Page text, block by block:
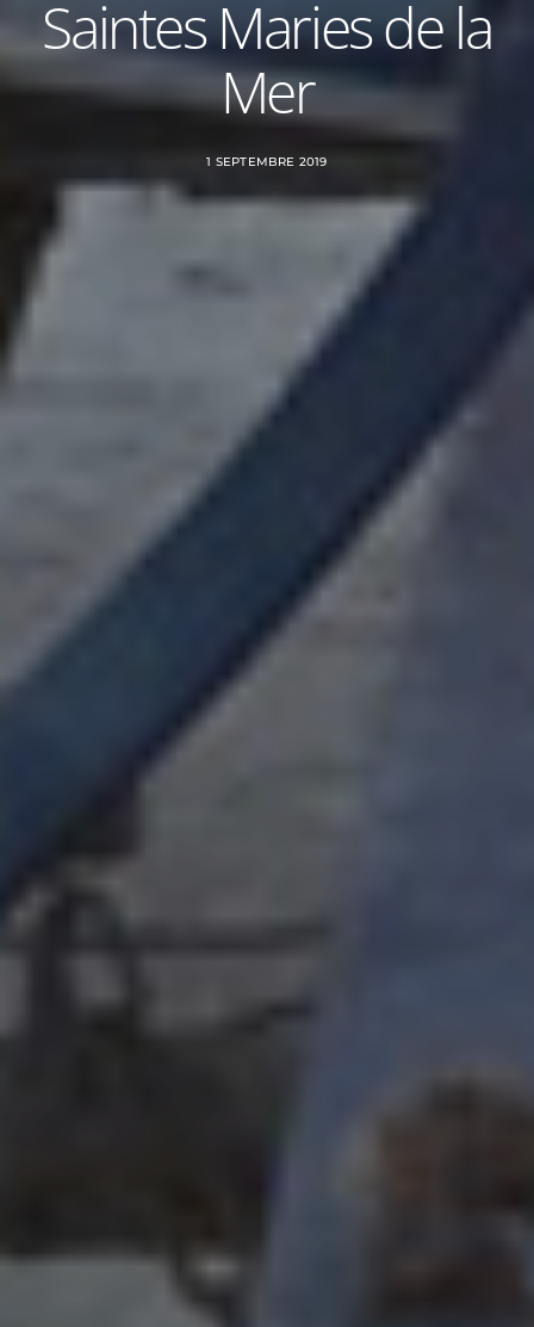
Saintes Maries de la
Mer
1 SEPTEMBRE 2019